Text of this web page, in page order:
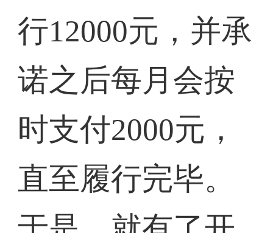
行12000元，并承
诺之后每月会按
时支付2000元，
直至履行完毕。